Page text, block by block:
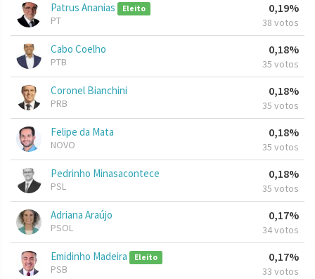
Patrus Ananias Eleito
PT
0,19%
38 votos
Cabo Coelho
PTB
0,18%
35 votos
Coronel Bianchini
PRB
0,18%
35 votos
Felipe da Mata
NOVO
0,18%
35 votos
Pedrinho Minasacontece
PSL
0,18%
35 votos
Adriana Araújo
PSOL
0,17%
34 votos
Emidinho Madeira Eleito
PSB
0,17%
33 votos